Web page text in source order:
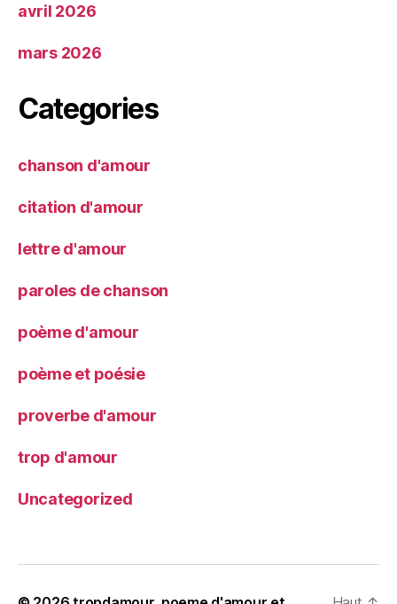
avril 2026
mars 2026
Categories
chanson d'amour
citation d'amour
lettre d'amour
paroles de chanson
poème d'amour
poème et poésie
proverbe d'amour
trop d'amour
Uncategorized